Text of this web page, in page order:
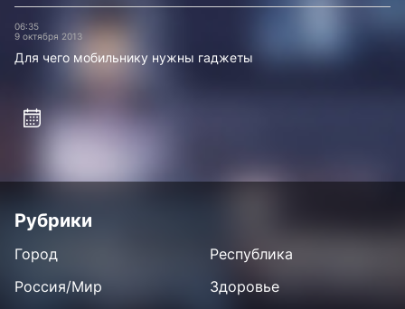
06:35
9 октября 2013
Для чего мобильнику нужны гаджеты
Рубрики
Город
Республика
Россия/Мир
Здоровье